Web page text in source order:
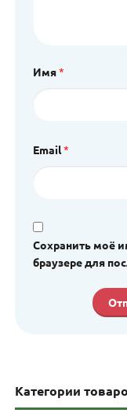
Имя*
Email*
Сохранить моё
браузере для
Категории